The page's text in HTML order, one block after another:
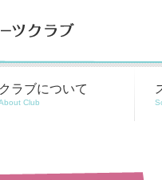
クラブについて